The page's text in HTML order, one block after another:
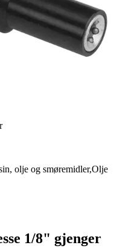
olje og smøremidler,Olje
1/8" gjenger